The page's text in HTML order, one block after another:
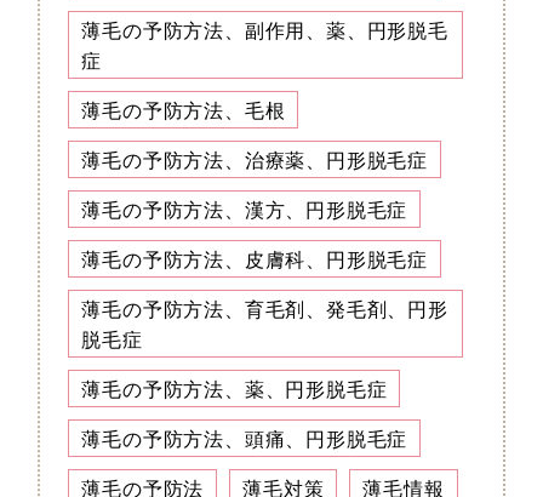
薄毛の予防方法、副作用、薬、円形脱毛
症
薄毛の予防方法、毛根
薄毛の予防方法、治療薬、円形脱毛症
薄毛の予防方法、漢方、円形脱毛症
薄毛の予防方法、皮膚科、円形脱毛症
薄毛の予防方法、育毛剤、発毛剤、円形
脱毛症
薄毛の予防方法、薬、円形脱毛症
薄毛の予防方法、頭痛、円形脱毛症
薄毛の予防法
薄毛対策 薄毛情報